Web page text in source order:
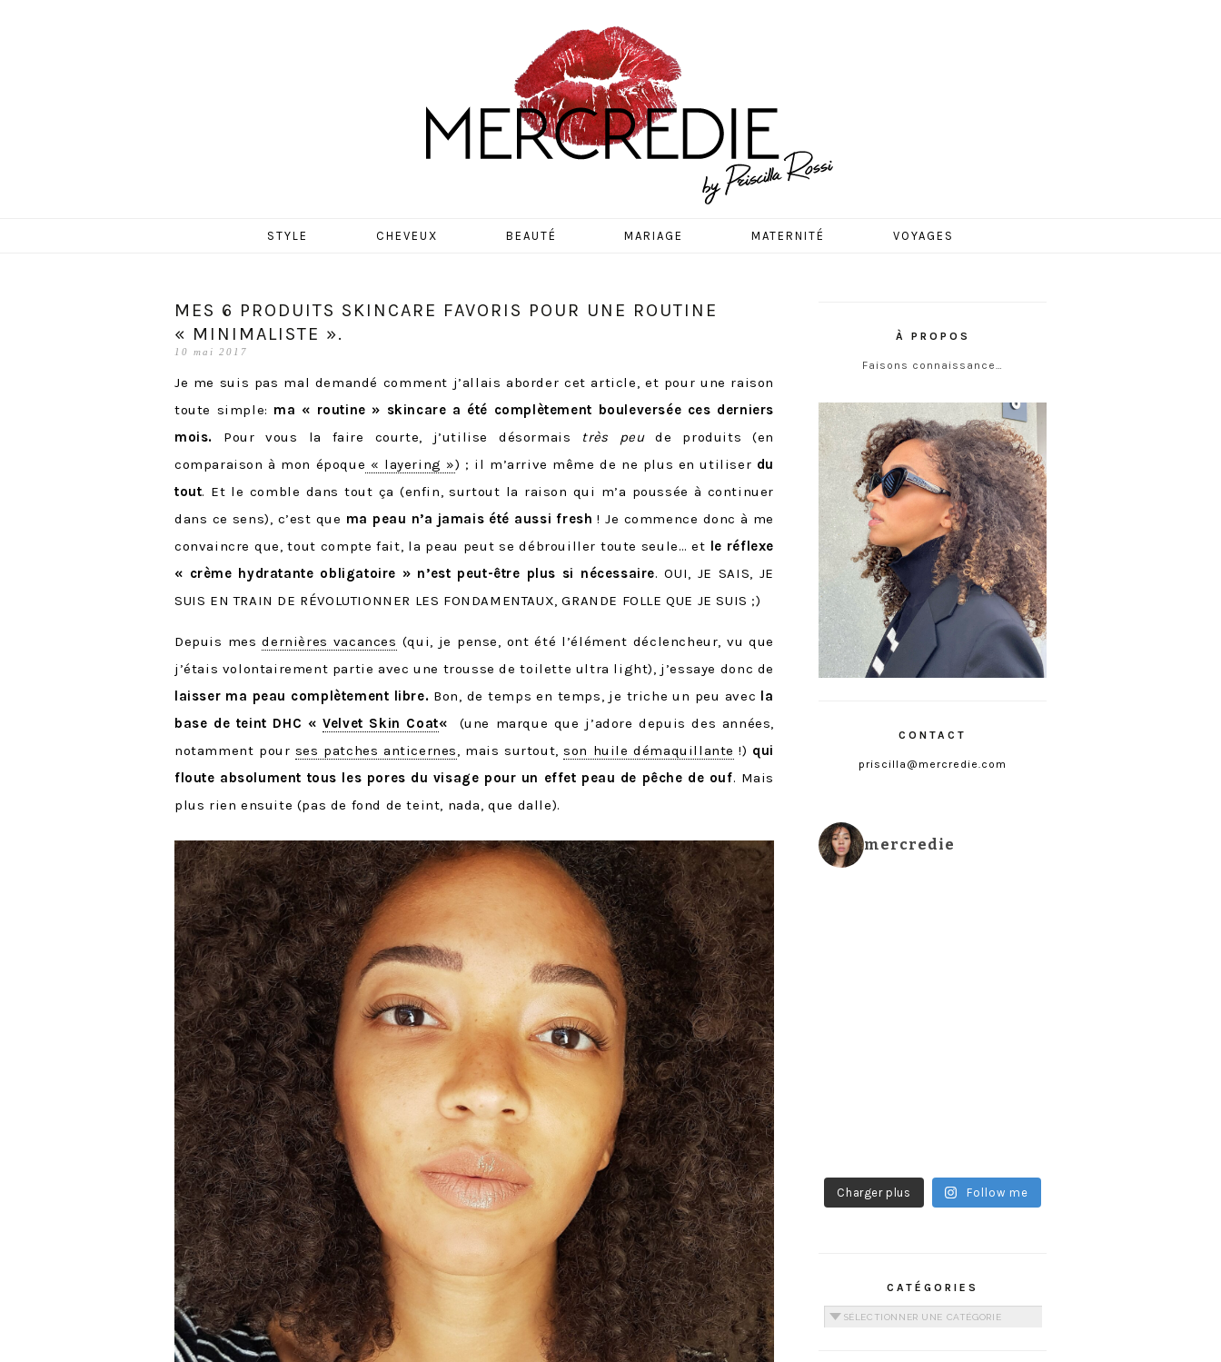
MERCREDIE
STYLE CHEVEUX BEAUTÉ MARIAGE MATERNITÉ VOYAGES
MES 6 PRODUITS SKINCARE FAVORIS POUR UNE ROUTINE
« MINIMALISTE ».
10 mai 2017
Je me suis pas mal demandé comment j’allais aborder cet article, et pour une raison
toute simple: ma « routine » skincare a été complètement bouleversée ces derniers
mois. Pour vous la faire courte, j’utilise désormais très peude produits (en
comparaison à mon époque « layering ») ; il m’arrive même de ne plus en utiliser du
tout. Et le comble dans tout ça (enfin, surtout la raison qui m’a poussée à continuer
dans ce sens), c’est que ma peau n’a jamais été aussi fresh! Je commence donc à me
convaincre que, tout compte fait, la peau peut se débrouiller toute seule… et le réflexe
« crème hydratante obligatoire » n’est peut-être plus si nécessaire. OUI, JE SAIS, JE
SUIS EN TRAIN DE RÉVOLUTIONNER LES FONDAMENTAUX, GRANDE FOLLE QUE JE SUIS ;)
Depuis mesdernières vacances (qui, je pense, ont été l’élément déclencheur, vu que
j’étais volontairement partie avec une trousse de toilette ultra light), j’essaye donc de
laisser ma peau complètement libre. Bon, de temps en temps, je triche un peu avec la
base de teint DHC «Velvet Skin Coat«
(une marque que j’adore depuis des années,
notamment pour ses patches anticernes, mais surtout,son huile démaquillante !) qui
floute absolument tous les pores du visage pour un effet peau de pêche de ouf. Mais
plus rien ensuite (pas de fond de teint, nada, que dalle).
À PROPOS
Faisons connaissance…
CONTACT
priscilla@mercredie.com
mercredie
Charger plus Follow me
CATÉGORIES
Catégories